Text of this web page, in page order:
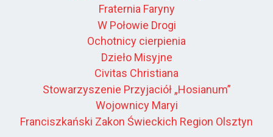
Fraternia Faryny
W Połowie Drogi
Ochotnicy cierpienia
Dzieło Misyjne
Civitas Christiana
Stowarzyszenie Przyjaciół „Hosianum”
Wojownicy Maryi
Franciszkański Zakon Świeckich Region Olsztyn